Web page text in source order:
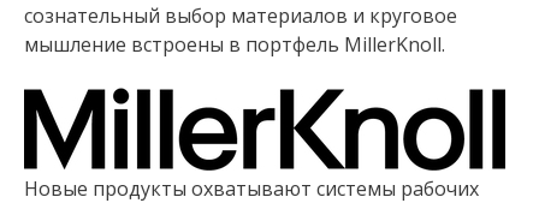
сознательный выбор материалов и круговое
мышление встроены в портфель MillerKnoll.
Новые продукты охватывают системы рабочих